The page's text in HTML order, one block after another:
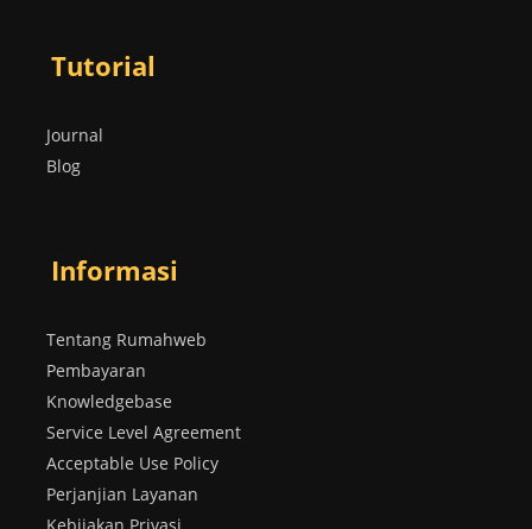
Tutorial
Journal
Blog
Informasi
Tentang Rumahweb
Pembayaran
Knowledgebase
Service Level Agreement
Acceptable Use Policy
Perjanjian Layanan
Kebijakan Privasi